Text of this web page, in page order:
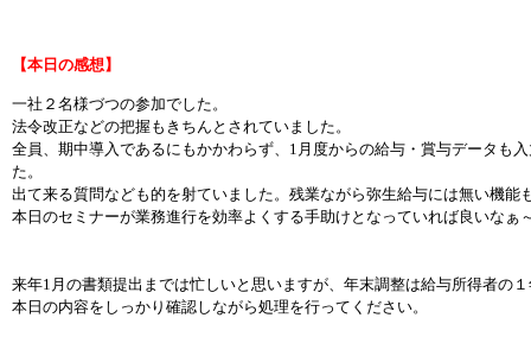
【本日の感想】
一社２名様づつの参加でした。
法令改正などの把握もきちんとされていました。
全員、期中導入であるにもかかわらず、1月度からの給与・賞与データも
た。
出て来る質問なども的を射ていました。残業ながら弥生給与には無い機
本日のセミナーが業務進行を効率よくする手助けとなっていれば良いなぁ
来年1月の書類提出までは忙しいと思いますが、年末調整は給与所得者の
本日の内容をしっかり確認しながら処理を行ってください。